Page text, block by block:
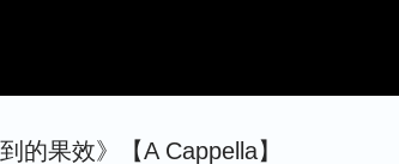
的果效》【A Cappella】